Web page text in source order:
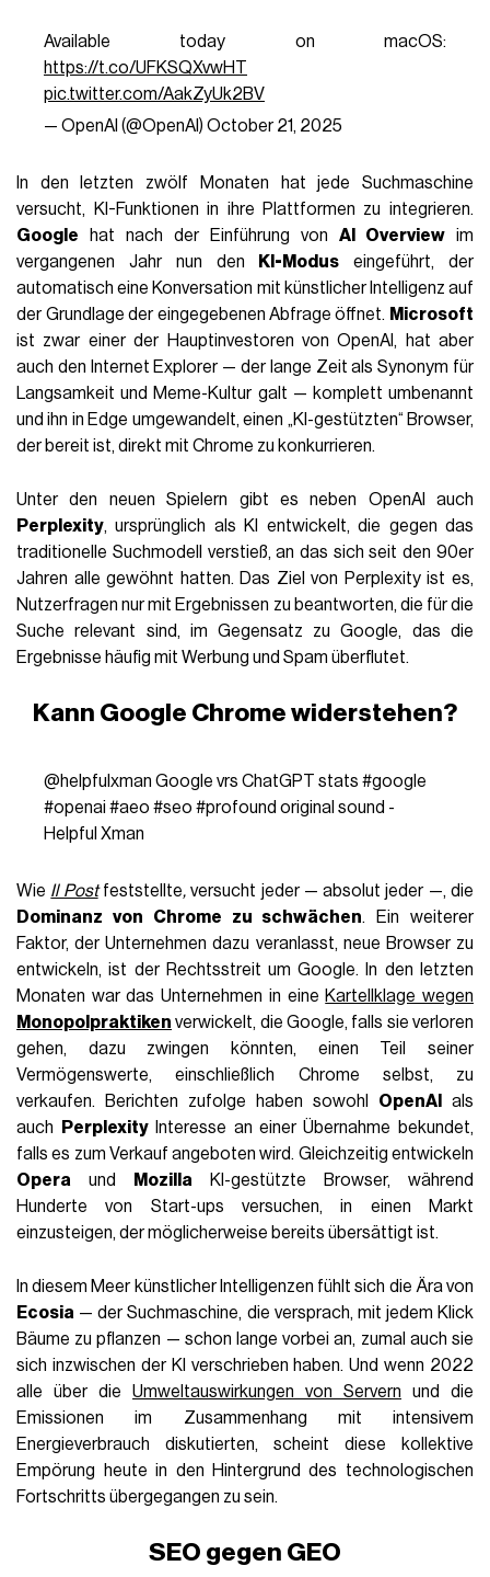
Available today on macOS:
https://t.co/UFKSQXvwHT
pic.twitter.com/AakZyUk2BV
— OpenAI (@OpenAI) October 21, 2025
In den letzten zwölf Monaten hat jede Suchmaschine
versucht, KI-Funktionen in ihre Plattformen zu integrieren.
Google hat nach der Einführung von AI Overviewim
vergangenen Jahr nun den
KI-Modus eingeführt, der
automatisch eine Konversation mit künstlicher Intelligenz auf
der Grundlage der eingegebenen Abfrage öffnet. Microsoft
ist zwar einer der Hauptinvestoren von OpenAI, hat aber
auch den Internet Explorer — der lange Zeit als Synonym für
Langsamkeit und Meme-Kultur galt — komplett umbenannt
und ihn in Edge umgewandelt, einen „KI-gestützten“ Browser,
der bereit ist, direkt mit Chrome zu konkurrieren.
Unter den neuen Spielern gibt es neben OpenAI auch
Perplexity, ursprünglich als KI entwickelt, die gegen das
traditionelle Suchmodell verstieß, an das sich seit den 90er
Jahren alle gewöhnt hatten. Das Ziel von Perplexity ist es,
Nutzerfragen nur mit Ergebnissen zu beantworten, die für die
Suche relevant sind, im Gegensatz zu Google, das die
Ergebnisse häufig mit Werbung und Spam überflutet.
Kann Google Chrome widerstehen?
@helpfulxman Google vrs ChatGPT stats #google
#openai #aeo #seo #profound original sound -
Helpful Xman
Wie Il Postfeststellte,versucht jeder — absolut jeder —, die
Dominanz von Chrome zu schwächen. Ein weiterer
Faktor, der Unternehmen dazu veranlasst, neue Browser zu
entwickeln, ist der Rechtsstreit um Google. In den letzten
Monaten war das Unternehmen in eine Kartellklage wegen
Monopolpraktiken verwickelt, die Google, falls sie verloren
gehen, dazu zwingen könnten, einen Teil seiner
Vermögenswerte, einschließlich Chrome selbst, zu
verkaufen. Berichten zufolge haben sowohl OpenAI
als
auch
PerplexityInteresse an einer Übernahme bekundet,
falls es zum Verkauf angeboten wird. Gleichzeitig entwickeln
Opera und Mozilla KI-gestützte Browser, während
Hunderte von Start-ups versuchen, in einen Markt
einzusteigen, der möglicherweise bereits übersättigt ist.
In diesem Meer künstlicher Intelligenzen fühlt sich die Ära von
Ecosia — der Suchmaschine, die versprach, mit jedem Klick
Bäume zu pflanzen — schon lange vorbei an, zumal auch sie
sich inzwischen der KI verschrieben haben. Und wenn 2022
alle über dieUmweltauswirkungen von Servern und die
Emissionen im Zusammenhang mit intensivem
Energieverbrauch diskutierten, scheint diese kollektive
Empörung heute in den Hintergrund des technologischen
Fortschritts übergegangen zu sein.
SEO gegen GEO